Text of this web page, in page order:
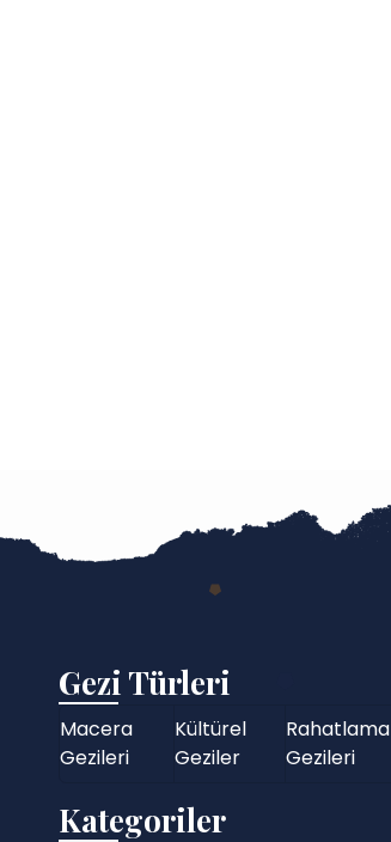
Gezi Türleri
Macera
Gezileri
Kültürel
Geziler
Rahatlama
Gezileri
Kategoriler